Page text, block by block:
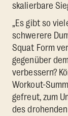
skalierbare
„Es gibt so
schwerere
Squat Form
gegenüber
verbessern?
Workout-
gefreut, zum
des